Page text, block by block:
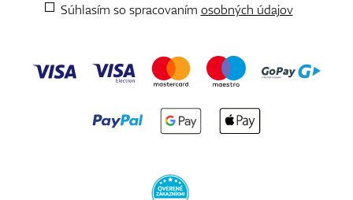
Súhlasím so spracovaním osobných údajov